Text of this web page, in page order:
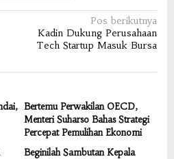
Pos berikutnya
Kadin Dukung Perusahaan
Tech Startup Masuk Bursa
Bertemu Perwakilan OECD,
Menteri Suharso Bahas Strategi
Percepat Pemulihan Ekonomi
Beginilah Sambutan Kepala